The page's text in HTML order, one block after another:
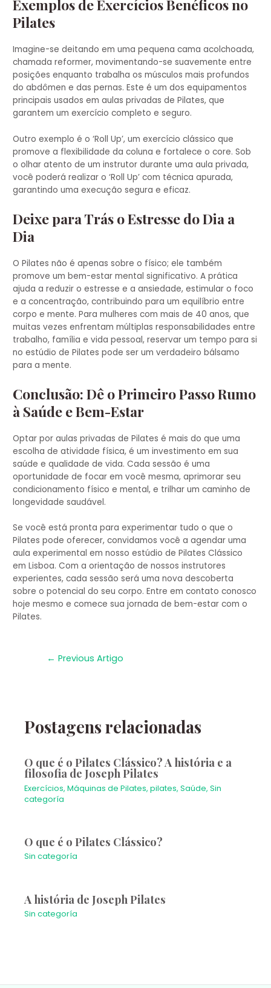
Exemplos de Exercícios Benéficos no
Pilates
Imagine-se deitando em uma pequena cama acolchoada,
chamada reformer, movimentando-se suavemente entre
posições enquanto trabalha os músculos mais profundos
do abdômen e das pernas. Este é um dos equipamentos
principais usados em aulas privadas de Pilates, que
garantem um exercício completo e seguro.
Outro exemplo é o ‘Roll Up’, um exercício clássico que
promove a flexibilidade da coluna e fortalece o core. Sob
o olhar atento de um instrutor durante uma aula privada,
você poderá realizar o ‘Roll Up’ com técnica apurada,
garantindo uma execução segura e eficaz.
Deixe para Trás o Estresse do Dia a
Dia
O Pilates não é apenas sobre o físico; ele também
promove um bem-estar mental significativo. A prática
ajuda a reduzir o estresse e a ansiedade, estimular o foco
e a concentração, contribuindo para um equilíbrio entre
corpo e mente. Para mulheres com mais de 40 anos, que
muitas vezes enfrentam múltiplas responsabilidades entre
trabalho, família e vida pessoal, reservar um tempo para si
no estúdio de Pilates pode ser um verdadeiro bálsamo
para a mente.
Conclusão: Dê o Primeiro Passo Rumo
à Saúde e Bem-Estar
Optar por aulas privadas de Pilates é mais do que uma
escolha de atividade física, é um investimento em sua
saúde e qualidade de vida. Cada sessão é uma
oportunidade de focar em você mesma, aprimorar seu
condicionamento físico e mental, e trilhar um caminho de
longevidade saudável.
Se você está pronta para experimentar tudo o que o
Pilates pode oferecer, convidamos você a agendar uma
aula experimental em nosso estúdio de Pilates Clássico
em Lisboa. Com a orientação de nossos instrutores
experientes, cada sessão será uma nova descoberta
sobre o potencial do seu corpo. Entre em contato conosco
hoje mesmo e comece sua jornada de bem-estar com o
Pilates.
← Previous Artigo
Postagens relacionadas
O que é o Pilates Clássico? A história e a
filosofia de Joseph Pilates
Exercícios,Máquinas de Pilates,pilates,Saúde,Sin
categoría
O que é o Pilates Clássico?
Sin categoría
A história de Joseph Pilates
Sin categoría